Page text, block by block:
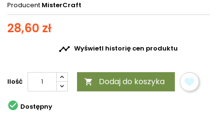
Producent MisterCraft
28,60 zł
 Wyświetl historię cen produktu
Ilość  Dodaj do koszyka
 Dostępny